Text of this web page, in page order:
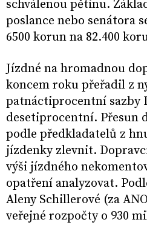
schválenou pětinu.
poslance nebo senátora
6500 korun na 82.400
Jízdné na hromadnou
koncem roku přeřadil z
patnáctiprocentní sazby
desetiprocentní. Přesun
podle předkladatelů z
jízdenky zlevnit.
výši jízdného
opatření analyzovat.
Aleny Schillerové (za
veřejné rozpočty o 930